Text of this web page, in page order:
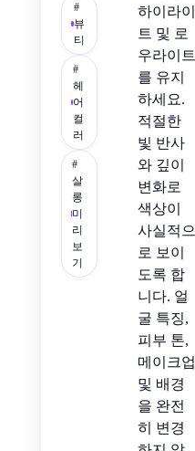
#
뷰
티
#
헤
어
컬
러
#
살
롱
미
리
보
기
하이라이
트 및 로
우라이트
를 유지
하세요.
적절한
빛 반사
와 깊이
변화로
색상이
사실적으
로 보이
도록 합
니다. 얼
굴 특징,
피부 톤,
메이크업
및 배경
을 완전
히 변경